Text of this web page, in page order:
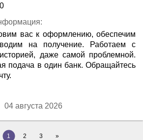
вас к оформлению, обеспечим
на получение. Работаем с
даже самой проблемной.
подача в один банк. Обращайтесь
04 августа 2026
1 2 3 »